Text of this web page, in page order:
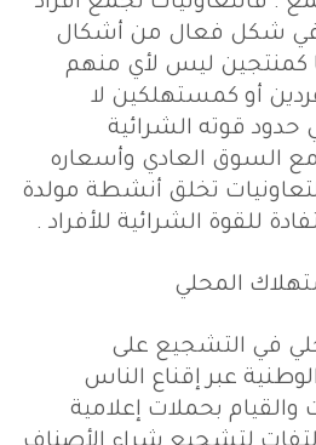
في شكل فعال من أشكال
كمنتجين ليس لأي منهم
أو كمستهلكين لا
قوته الشرائية
السوق العادي وأسعاره
تخلق أنشطة مولدة
للقوة الشرائية للأفراد .
المحلي
في التشجيع على
عبر إقناع الناس
والقيام بحملات إعلامية